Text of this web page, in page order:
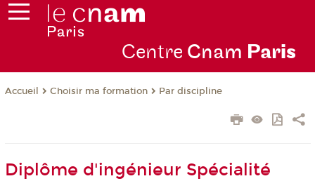
Centre Cnam Paris
Accueil Choisir ma formation Par discipline
Diplôme d'ingénieur Spécialité